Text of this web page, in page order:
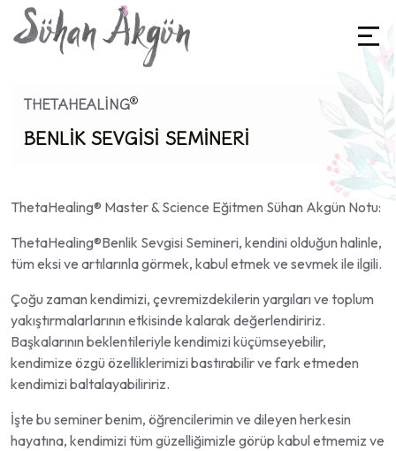
THETAHEALING®
BENLIK SEVGISI SEMINERI
ThetaHealing®️ Master & Science Eğitmen Sühan Akgün Notu:
ThetaHealing®️Benlik Sevgisi Semineri, kendini olduğun halinle,
tüm eksi ve artılarınla görmek, kabul etmek ve sevmek ile ilgili.
Çoğu zaman kendimizi, çevremizdekilerin yargıları ve toplum
yakıştırmalarlarının etkisinde kalarak değerlendiririz.
Başkalarının beklentileriyle kendimizi küçümseyebilir,
kendimize özgü özelliklerimizi bastırabilir ve fark etmeden
kendimizi baltalayabiliririz.
İşte bu seminer benim, öğrencilerimin ve dileyen herkesin
hayatına, kendimizi tüm güzelliğimizle görüp kabul etmemiz ve